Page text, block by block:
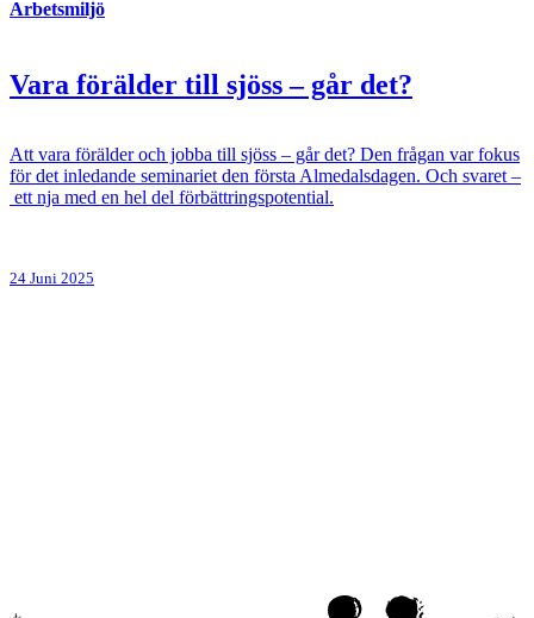
Arbetsmiljö
Vara förälder till sjöss – går det?
Att vara förälder och jobba till sjöss – går det? Den frågan var fokus
för det inledande seminariet den första Almedalsdagen. Och svaret –
ett nja med en hel del förbättringspotential.
24 Juni 2025